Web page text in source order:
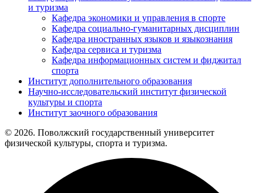
и туризма
Кафедра экономики и управления в спорте
Кафедра социально-гуманитарных дисциплин
Кафедра иностранных языков и языкознания
Кафедра сервиса и туризма
Кафедра информационных систем и фиджитал
спорта
Институт дополнительного образования
Научно-исследовательский институт физической
культуры и спорта
Институт заочного образования
© 2026. Поволжский государственный университет
физической культуры, спорта и туризма.